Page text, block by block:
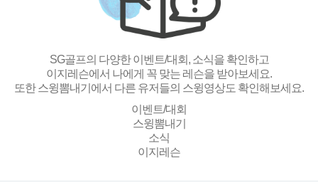
SG골프의 다양한 이벤트/대회, 소식을 확인하고
이지레슨에서 나에게 꼭 맞는 레슨을 받아보세요.
또한 스윙뽐내기에서 다른 유저들의 스윙영상도 확인해보세요.
이벤트/대회
스윙뽐내기
소식
이지레슨